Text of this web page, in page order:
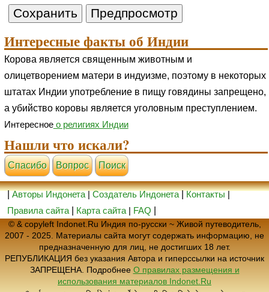
Интересные факты об Индии
Корова является священным животным и
олицетворением матери в индуизме, поэтому в некоторых
штатах Индии употребление в пищу говядины запрещено,
а убийство коровы является уголовным преступлением.
Интересноео религиях Индии
Нашли что искали?
Cпасибо Вопрос Поиск
|Авторы Индонета|Создатель Индонета|Контакты|
Правила сайта
Карта сайта | FAQ
© & copyleft Indonet.Ru Индия по-русски ~ Живой путеводитель,
2007 - 2025. Материалы сайта могут содержать информацию, не
предназначенную для лиц, не достигших 18 лет.
РЕПУБЛИКАЦИЯ без указания Автора и гиперссылки на источник
ЗАПРЕЩЕНА. Подробнее О правилах размещения и
использования материалов Indonet.Ru